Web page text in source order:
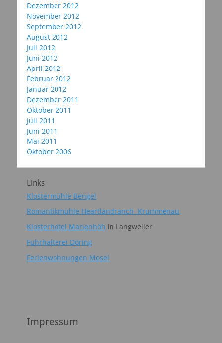
Dezember 2012
November 2012
September 2012
August 2012
Juli 2012
Juni 2012
April 2012
Februar 2012
Januar 2012
Dezember 2011
Oktober 2011
Juli 2011
Juni 2011
Mai 2011
Oktober 2006
Links
Klostermühle Bengel
Romantikmühle Heartlandranch Krummenau
Klosterhotel Marienhöh in Langweiler
Fuhrhalterei Döring
Ferienwohnungen Mosel
Impressum